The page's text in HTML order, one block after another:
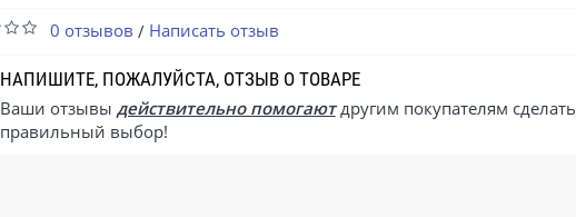
0 отзывов / Написать отзыв
НАПИШИТЕ, ПОЖАЛУЙСТА, ОТЗЫВ О ТОВАРЕ
Ваши отзывы действительно помогаютдругим покупателям сделать
правильный выбор!